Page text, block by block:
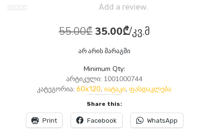
Add a review.
55.00₾ Original
price
55.00₾.
35.00₾Current
35.00₾.
/კვ.მ
არ არის მარაგში
Minimum Qty:
არტიკული: 1001000744
კატეგორია: 60x120, იატაკი, ფასდაკლება
Share this:
Print Facebook WhatsApp